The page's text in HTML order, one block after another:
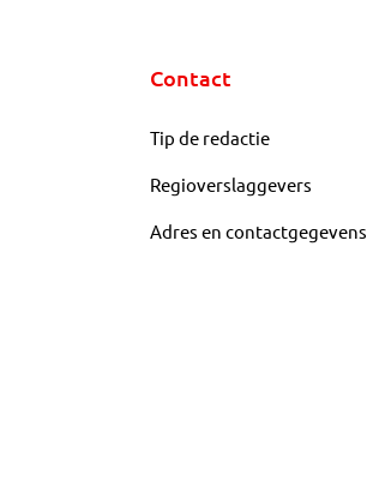
Contact
Tip de redactie
Regioverslaggevers
Adres en contactgegevens